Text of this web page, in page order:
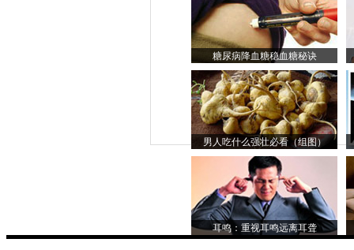
糖尿病降血糖稳血糖秘诀
男人吃什么强壮必看（组图）
耳鸣：重视耳鸣远离耳聋